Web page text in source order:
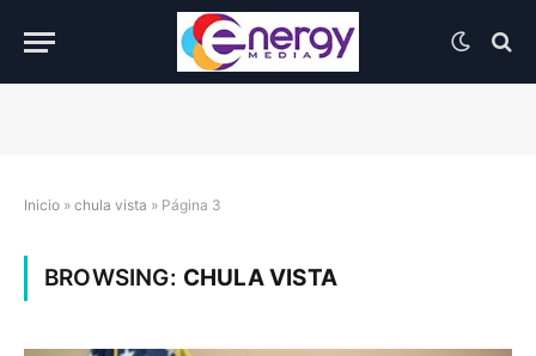
Inicio » chula vista » Página 3
BROWSING: CHULA VISTA